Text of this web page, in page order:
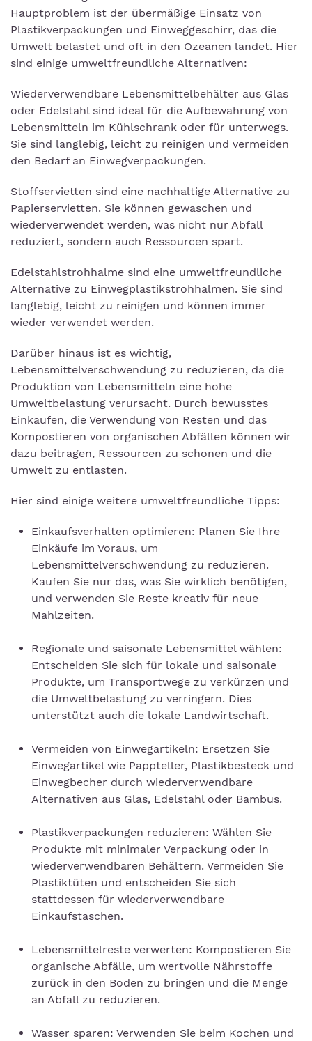
Hauptproblem ist der übermäßige Einsatz von
Plastikverpackungen und Einweggeschirr, das die
Umwelt belastet und oft in den Ozeanen landet. Hier
sind einige umweltfreundliche Alternativen:
Wiederverwendbare Lebensmittelbehälter aus Glas
oder Edelstahl sind ideal für die Aufbewahrung von
Lebensmitteln im Kühlschrank oder für unterwegs.
Sie sind langlebig, leicht zu reinigen und vermeiden
den Bedarf an Einwegverpackungen.
Stoffservietten sind eine nachhaltige Alternative zu
Papierservietten. Sie können gewaschen und
wiederverwendet werden, was nicht nur Abfall
reduziert, sondern auch Ressourcen spart.
Edelstahlstrohhalme sind eine umweltfreundliche
Alternative zu Einwegplastikstrohhalmen. Sie sind
langlebig, leicht zu reinigen und können immer
wieder verwendet werden.
Darüber hinaus ist es wichtig,
Lebensmittelverschwendung zu reduzieren, da die
Produktion von Lebensmitteln eine hohe
Umweltbelastung verursacht. Durch bewusstes
Einkaufen, die Verwendung von Resten und das
Kompostieren von organischen Abfällen können wir
dazu beitragen, Ressourcen zu schonen und die
Umwelt zu entlasten.
Hier sind einige weitere umweltfreundliche Tipps:
Einkaufsverhalten optimieren: Planen Sie Ihre
Einkäufe im Voraus, um
Lebensmittelverschwendung zu reduzieren.
Kaufen Sie nur das, was Sie wirklich benötigen,
und verwenden Sie Reste kreativ für neue
Mahlzeiten.
Regionale und saisonale Lebensmittel wählen:
Entscheiden Sie sich für lokale und saisonale
Produkte, um Transportwege zu verkürzen und
die Umweltbelastung zu verringern. Dies
unterstützt auch die lokale Landwirtschaft.
Vermeiden von Einwegartikeln: Ersetzen Sie
Einwegartikel wie Pappteller, Plastikbesteck und
Einwegbecher durch wiederverwendbare
Alternativen aus Glas, Edelstahl oder Bambus.
Plastikverpackungen reduzieren: Wählen Sie
Produkte mit minimaler Verpackung oder in
wiederverwendbaren Behältern. Vermeiden Sie
Plastiktüten und entscheiden Sie sich
stattdessen für wiederverwendbare
Einkaufstaschen.
Lebensmittelreste verwerten: Kompostieren Sie
organische Abfälle, um wertvolle Nährstoffe
zurück in den Boden zu bringen und die Menge
an Abfall zu reduzieren.
Wasser sparen: Verwenden Sie beim Kochen und